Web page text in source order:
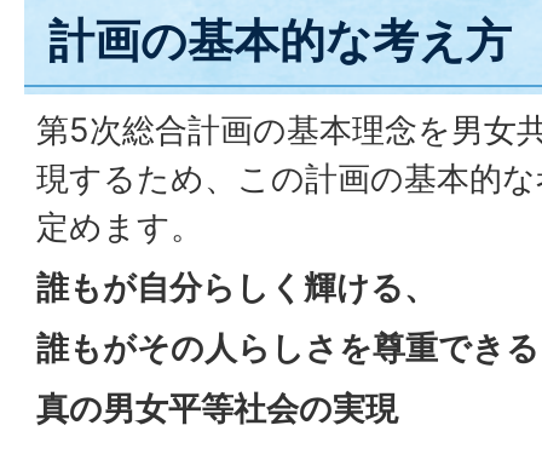
計画の基本的な考え方
第5次総合計画の基本理念を男女
現するため、この計画の基本的
定めます。
誰もが自分らしく輝ける、
誰もがその人らしさを尊重でき
真の男女平等社会の実現